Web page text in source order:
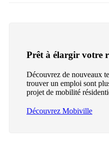
Prêt à élargir votre
Découvrez de nouveaux
trouver un emploi sont
projet de mobilité
Découvrez Mobiville